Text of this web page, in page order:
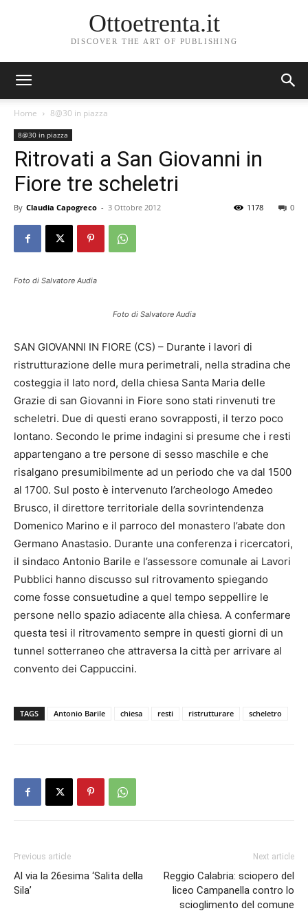
Ottoetrenta.it
DISCOVER THE ART OF PUBLISHING
Home 8@30 in piazza
8@30 in piazza
Ritrovati a San Giovanni in
Fiore tre scheletri
By Claudia Capogreco - 3 Ottobre 2012 0
1178
Foto di Salvatore Audia
Foto di Salvatore Audia
SAN GIOVANNI IN FIORE (CS) – Durante i lavori di
ristrutturazione delle mura perimetrali, nella stradina che
costeggia il lato nord, della chiesa Santa Maria delle
Grazie di san Giovanni in Fiore sono stati rinvenuti tre
scheletri. Due di questi erano sovrapposti, il terzo poco
lontano. Secondo le prime indagini si presume che i resti
appartengano a tre persone di sesso maschile e che
risalgano presumibilmente ad un periodo che va dal 1500
al 1700. Sul posto è intervenuto l’archeologo Amedeo
Brusco, il direttore territoriale della sovrintendenza
Domenico Marino e il parroco del monastero l’abate don
Germano Anastasio. Durante una conferenza i ricercatori,
il sindaco Antonio Barile e l’assessore comunale ai Lavori
Pubblici hanno discusso sul ritrovamento spiegando
come fosse consuetudine a quel tempo seppellire le
persone nello spazio adiacente alla chiesa. A confermare
questa tesi il ritrovamento sempre in questi giorni di un
tunnel sotterraneo che attraversa la città per arrivare al
convento dei Cappuccini.
TAGS Antonio Barile chiesa resti ristrutturare scheletro
Previous article
Al via la 26esima ‘Salita della
Sila’
Next article
Reggio Calabria: sciopero del
liceo Campanella contro lo
scioglimento del comune